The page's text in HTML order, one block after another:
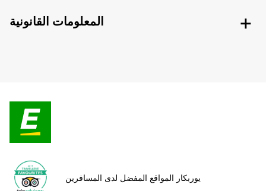
المعلومات القانونية
يوربكار المواقع المفضل لدى المسافرين